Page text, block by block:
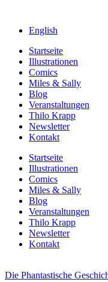
English
Startseite
Illustrationen
Comics
Miles & Sally
Blog
Veranstaltungen
Thilo Krapp
Newsletter
Kontakt
Startseite
Illustrationen
Comics
Miles & Sally
Blog
Veranstaltungen
Thilo Krapp
Newsletter
Kontakt
Die Phantastische